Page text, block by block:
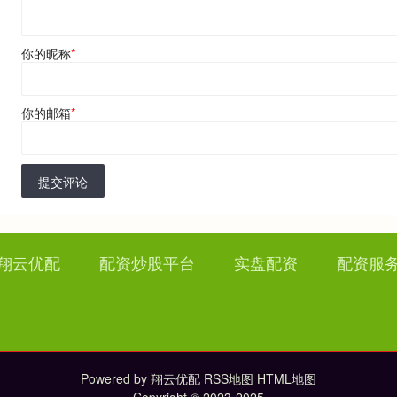
你的昵称*
你的邮箱*
提交评论
云优配 配资炒股平台 实盘配资 配资服
Powered by 翔云优配 RSS地图 HTML地图